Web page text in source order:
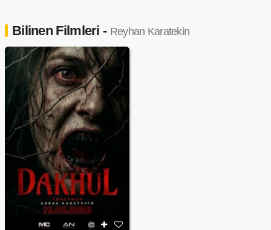
Bilinen Filmleri - Reyhan Karatekin